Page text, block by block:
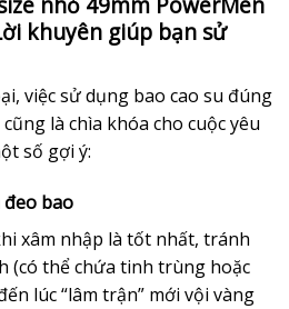
khuyên giúp bạn sử
việc sử dụng bao cao su đúng
là chìa khóa cho cuộc yêu
số gợi ý:
đeo bao
xâm nhập là tốt nhất, tránh
(có thể chứa tinh trùng hoặc
lúc “lâm trận” mới vội vàng